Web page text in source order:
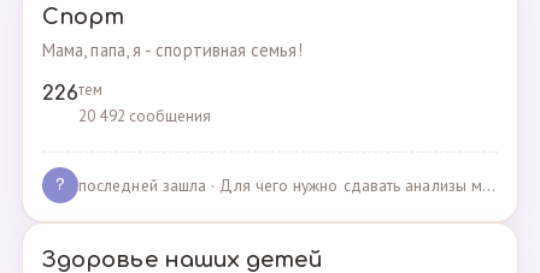
Спорт
Мама, папа, я - спортивная семья!
226тем
20 492 сообщения
? последней зашла · Для чего нужно сдавать анализы мочи спортсменам? · 03.05.2025
Здоровье наших детей